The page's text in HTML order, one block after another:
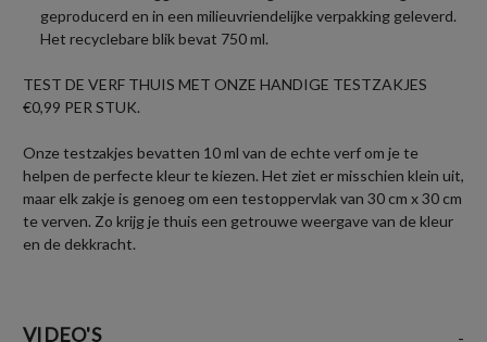
geproducerd en in een milieuvriendelijke verpakking geleverd.
Het recyclebare blik bevat 750 ml.
TEST DE VERF THUIS MET ONZE HANDIGE TESTZAKJES
€0,99 PER STUK.
Onze testzakjes bevatten 10 ml van de echte verf om je te
helpen de perfecte kleur te kiezen. Het ziet er misschien klein uit,
maar elk zakje is genoeg om een testoppervlak van 30 cm x 30 cm
te verven. Zo krijg je thuis een getrouwe weergave van de kleur
en de dekkracht.
VIDEO'S -